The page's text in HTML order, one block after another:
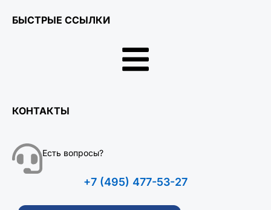
БЫСТРЫЕ ССЫЛКИ
КОНТАКТЫ
Есть вопросы?
+7 (495) 477-53-27